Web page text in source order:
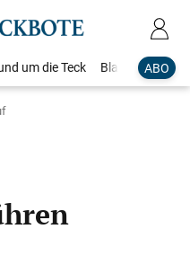
ABO
um die Teck Blaulicht